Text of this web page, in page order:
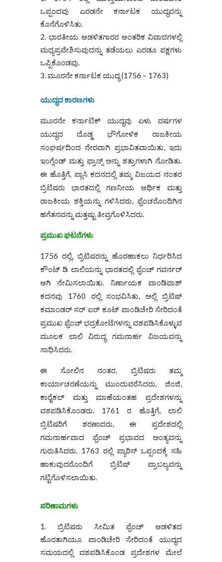
ಒಪ್ಪಂದವು ಎರಡನೇ ಕರ್ನಾಟಕ ಯುದ್ಧವನ್ನು
ಕೊನೆಗೊಳಿಸಿತು.
ಭಾರತೀಯ ಆಡಳಿತಗಾರರ ಆಂತರಿಕ ವಿವಾದಗಳಲ್ಲಿ
ಮಧ್ಯಪ್ರವೇಶಿಸುವುದನ್ನು ತಡೆಯಲು ಎರಡೂ ಪಕ್ಷಗಳು
ಒಪ್ಪಿಕೊಂಡವು.
ಮೂರನೇ ಕರ್ನಾಟಕ ಯುದ್ಧ (1756 – 1763)
ಯುದ್ಧದ ಕಾರಣಗಳು
ಮೂರನೇ ಕರ್ನಾಟಿಕ್ ಯುದ್ಧವು ಏಳು ವರ್ಷಗಳ
ಯುದ್ಧದ ದೊಡ್ಡ ಭೌಗೋಳಿಕ ರಾಜಕೀಯ
ಸಂಘರ್ಷದಿಂದ ನೇರವಾಗಿ ಪ್ರಭಾವಿತವಾಯಿತು, ಇದು
ಇಂಗ್ಲೆಂಡ್ ಮತ್ತು ಫ್ರಾನ್ಸ್ ಅನ್ನು ಶತ್ರುಗಳಾಗಿ ನೋಡಿತು.
ಈ ಹೊತ್ತಿಗೆ, ಪ್ಲಾಸಿ ಕದನದಲ್ಲಿ ತಮ್ಮ ವಿಜಯದ ನಂತರ
ಬ್ರಿಟಿಷರು ಭಾರತದಲ್ಲಿ ಗಣನೀಯ ಆರ್ಥಿಕ ಮತ್ತು
ರಾಜಕೀಯ ಶಕ್ತಿಯನ್ನು ಗಳಿಸಿದರು, ಫ್ರೆಂಚರೊಂದಿಗಿನ
ಹಗೆತನವನ್ನು ಮತ್ತಷ್ಟು ತೀವ್ರಗೊಳಿಸಿದರು.
ಪ್ರಮುಖ ಘಟನೆಗಳು
1756 ರಲ್ಲಿ, ಬ್ರಿಟಿಷರನ್ನು ಹೊರಹಾಕಲು ನಿರ್ಧರಿಸಿದ
ಕೌಂಟ್ ಡಿ ಲಾಲಿಯನ್ನು ಭಾರತದಲ್ಲಿ ಫ್ರೆಂಚ್ ಗವರ್ನರ್
ಆಗಿ ನೇಮಿಸಲಾಯಿತು. ನಿರ್ಣಾಯಕ ವಾಂಡಿವಾಶ್
ಕದನವು 1760 ರಲ್ಲಿ ಸಂಭವಿಸಿತು, ಅಲ್ಲಿ ಬ್ರಿಟಿಷ್
ಕಮಾಂಡರ್ ಸರ್ ಐರ್ ಕೂಟ್ ಪಾಂಡಿಚೇರಿ ಸೇರಿದಂತೆ
ಪ್ರಮುಖ ಫ್ರೆಂಚ್ ಭದ್ರಕೋಟೆಗಳನ್ನು ವಶಪಡಿಸಿಕೊಳ್ಳುವ
ಮೂಲಕ ಲಾಲಿ ವಿರುದ್ಧ ಗಮನಾರ್ಹ ವಿಜಯವನ್ನು
ಸಾಧಿಸಿದರು.
ಈ ಸೋಲಿನ ನಂತರ, ಬ್ರಿಟಿಷರು ತಮ್ಮ
ಕಾರ್ಯಾಚರಣೆಯನ್ನು ಮುಂದುವರೆಸಿದರು, ಜಿಂಜಿ,
ಕಾರೈಕಲ್ ಮತ್ತು ಮಾಹೆಯಂತಹ ಪ್ರದೇಶಗಳನ್ನು
ವಶಪಡಿಸಿಕೊಂಡರು. 1761 ರ ಹೊತ್ತಿಗೆ, ಲಾಲಿ
ಬ್ರಿಟಿಷರಿಗೆ ಶರಣಾದರು, ಈ ಪ್ರದೇಶದಲ್ಲಿ
ಗಮನಾರ್ಹವಾದ ಫ್ರೆಂಚ್ ಪ್ರಭಾವದ ಅಂತ್ಯವನ್ನು
ಗುರುತಿಸಿದರು. 1763 ರಲ್ಲಿ ಪ್ಯಾರಿಸ್ ಒಪ್ಪಂದಕ್ಕೆ ಸಹಿ
ಹಾಕುವುದರೊಂದಿಗೆ ಬ್ರಿಟಿಷ್ ಪ್ರಾಬಲ್ಯವನ್ನು
ಗಟ್ಟಿಗೊಳಿಸಲಾಯಿತು.
ಪರಿಣಾಮಗಳು
ಬ್ರಿಟಿಷರು ಸೀಮಿತ ಫ್ರೆಂಚ್ ಆಡಳಿತದ
ಹೊರತಾಗಿಯೂ ಪಾಂಡಿಚೇರಿ ಸೇರಿದಂತೆ ಯುದ್ಧದ
ಸಮಯದಲ್ಲಿ ವಶಪಡಿಸಿಕೊಂಡ ಪ್ರದೇಶಗಳ ಮೇಲೆ